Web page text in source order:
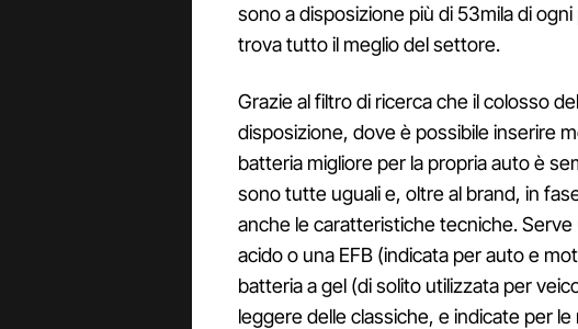
sono a disposizione più di 53mila di
trova tutto il meglio del settore.
Grazie al filtro di ricerca che il colosso
disposizione, dove è possibile inserire
batteria migliore per la propria auto è
sono tutte uguali e, oltre al brand, in
anche le caratteristiche tecniche.
acido o una EFB (indicata per auto e
batteria a gel (di solito utilizzata per
leggere delle classiche, e indicate per